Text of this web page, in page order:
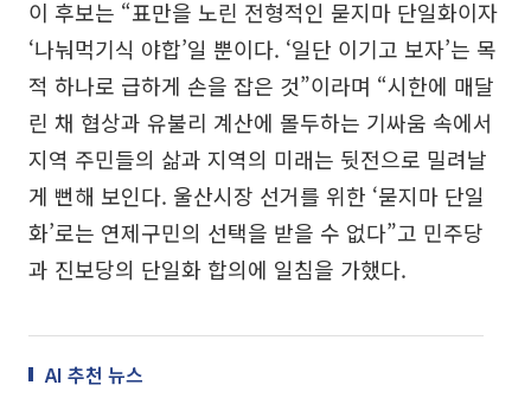
이 후보는 “표만을 노린 전형적인 묻지마 단일화이자
‘나눠먹기식 야합’일 뿐이다. ‘일단 이기고 보자’는 목
적 하나로 급하게 손을 잡은 것”이라며 “시한에 매달
린 채 협상과 유불리 계산에 몰두하는 기싸움 속에서
지역 주민들의 삶과 지역의 미래는 뒷전으로 밀려날
게 뻔해 보인다. 울산시장 선거를 위한 ‘묻지마 단일
화’로는 연제구민의 선택을 받을 수 없다”고 민주당
과 진보당의 단일화 합의에 일침을 가했다.
AI 추천 뉴스